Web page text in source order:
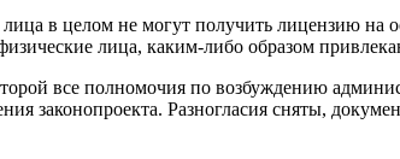
в целом не могут получить лицензию на
лица, каким-либо образом
все полномочия по возбуждению
Разногласия сняты,